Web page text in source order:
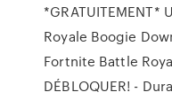
*GRATUITEMENT*
Royale Boogie
Fortnite Battle
DÉBLOQUER! -